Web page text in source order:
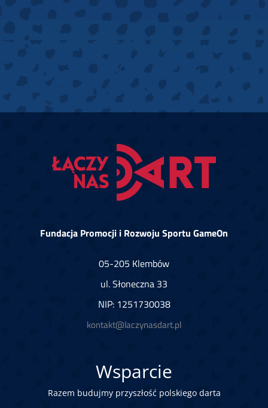
Fundacja Promocji i Rozwoju Sportu GameOn
05-205 Klembów
ul. Słoneczna 33
NIP: 1251730038
kontakt@laczynasdart.pl
Wsparcie
Razem budujmy przyszłość polskiego darta